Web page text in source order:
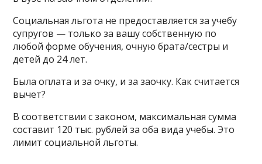
Социальная льгота не предоставляется за учебу
супругов — только за вашу собственную по
любой форме обучения, очную брата/сестры и
детей до 24 лет.
Была оплата и за очку, и за заочку. Как считается
вычет?
В соответствии с законом, максимальная сумма
составит 120 тыс. рублей за оба вида учебы. Это
лимит социальной льготы.